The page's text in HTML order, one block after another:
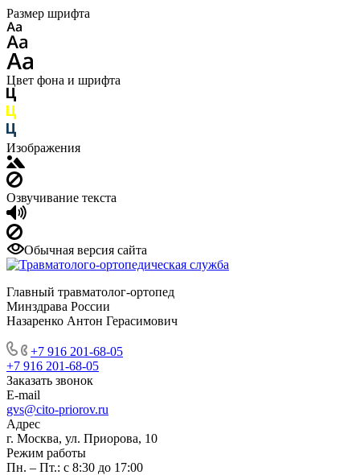
Размер шрифта
Цвет фона и шрифта
Изображения
Озвучивание текста
Обычная версия сайта
Главный травматолог-ортопед
Минздрава России
Назаренко Антон Герасимович
+7 916 201-68-05
+7 916 201-68-05
Заказать звонок
E-mail
gvs@cito-priorov.ru
Адрес
г. Москва, ул. Приорова, 10
Режим работы
Пн. – Пт.: с 8:30 до 17:00